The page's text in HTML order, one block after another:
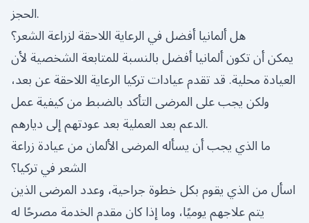
الحجز.
هل ألمانيا أفضل في الرعاية اللاحقة لزراعة الشعر؟
يمكن أن تكون ألمانيا أفضل بالنسبة للمتابعة الشخصية لأن
العيادة محلية. قد تقدم عيادات تركيا الرعاية اللاحقة عن بعد،
ولكن يجب على المرضى التأكد بالضبط من كيفية عمل
الدعم بعد العملية بعد عودتهم إلى ديارهم.
ما الذي يجب أن يسأله المرضى الألمان من عيادة زراعة
الشعر في تركيا؟
اسأل من الذي يقوم بكل خطوة جراحية، وعدد المرضى الذين
يتم علاجهم يوميًا، وما إذا كان مقدم الخدمة مصرحًا له